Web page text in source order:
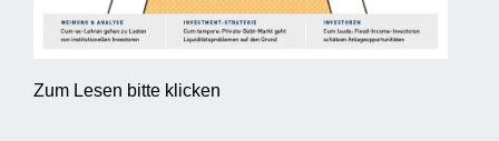
Zum Lesen bitte klicken